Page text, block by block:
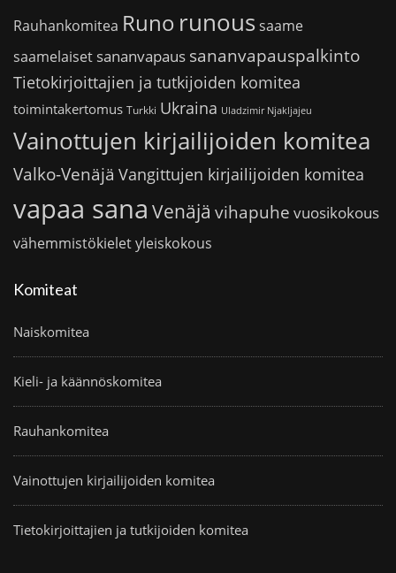
Rauhankomitea Runo runoussaame
saamelaiset sananvapaus sananvapauspalkinto
Tietokirjoittajien ja tutkijoiden komitea
toimintakertomus Turkki Ukraina Uladzimir Njakljajeu
Vainottujen kirjailijoiden komitea
Valko-Venäjä Vangittujen kirjailijoiden komitea
vapaa sana Venäjä vihapuhe vuosikokous
vähemmistökieletyleiskokous
Komiteat
Naiskomitea
Kieli- ja käännöskomitea
Rauhankomitea
Vainottujen kirjailijoiden komitea
Tietokirjoittajien ja tutkijoiden komitea